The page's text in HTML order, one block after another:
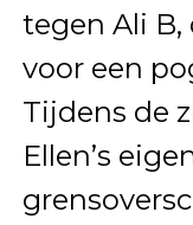
tegen Ali B,
voor een
Tijdens de
Ellen’s